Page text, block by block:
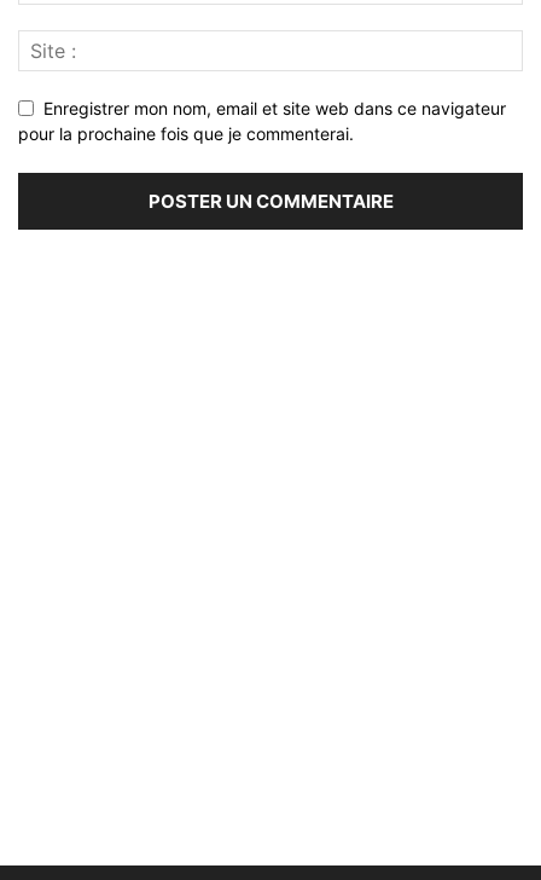
Enregistrer mon nom, email et site web dans ce navigateur
pour la prochaine fois que je commenterai.